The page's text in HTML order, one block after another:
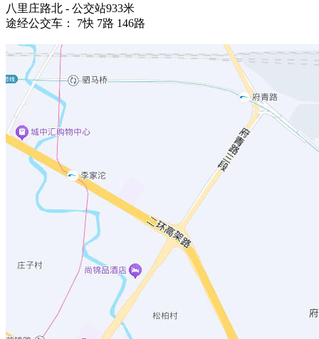
八里庄路北 - 公交站933米
途经公交车： 7快 7路 146路